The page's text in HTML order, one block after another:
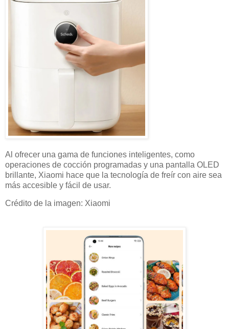
Al ofrecer una gama de funciones inteligentes, como
operaciones de cocción programadas y una pantalla OLED
brillante, Xiaomi hace que la tecnología de freír con aire sea
más accesible y fácil de usar.
Crédito de la imagen: Xiaomi